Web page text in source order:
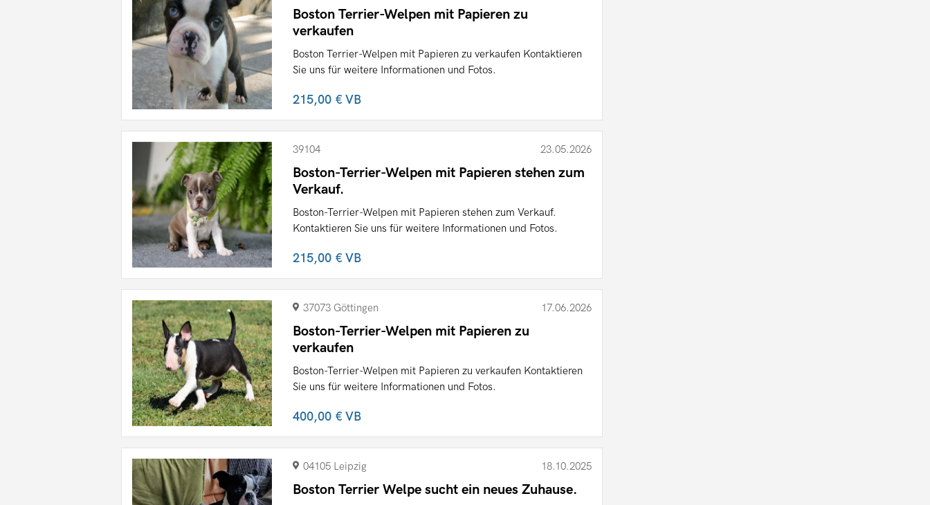
Boston Terrier-Welpen mit Papieren zu
verkaufen
Boston Terrier-Welpen mit Papieren zu verkaufen Kontaktieren
Sie uns für weitere Informationen und Fotos.
215,00 €VB
39104 23.05.2026
Boston-Terrier-Welpen mit Papieren stehen zum
Verkauf.
Boston-Terrier-Welpen mit Papieren stehen zum Verkauf.
Kontaktieren Sie uns für weitere Informationen und Fotos.
215,00 €VB
37073 Göttingen 17.06.2026
Boston-Terrier-Welpen mit Papieren zu
verkaufen
Boston-Terrier-Welpen mit Papieren zu verkaufen Kontaktieren
Sie uns für weitere Informationen und Fotos.
400,00 €VB
04105 Leipzig 18.10.2025
Boston Terrier Welpe sucht ein neues Zuhause.